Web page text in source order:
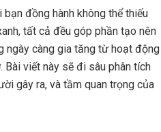
đồng hành không thể thiếu
tất cả đều góp phần tạo nên
ngày càng gia tăng từ hoạt động
Bài viết này sẽ đi sâu phân tích
gây ra, và tầm quan trọng của